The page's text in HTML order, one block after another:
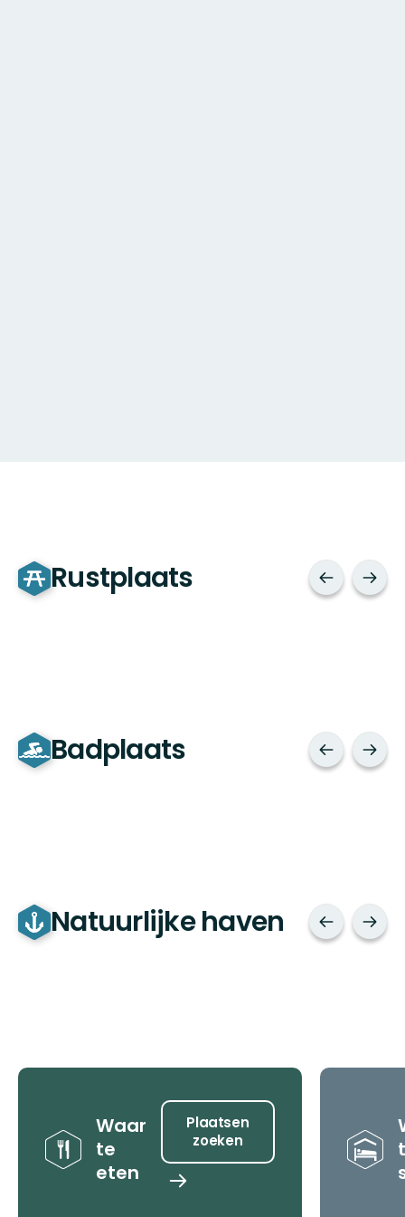
Rustplaats
Badplaats
Natuurlijke haven
Tips
Waar
te
eten
Plaatsen
zoeken
Plaatsen